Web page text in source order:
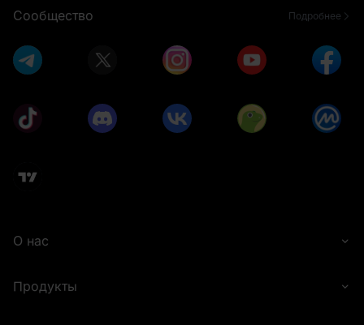
Сообщество Подробнее
О нас
Продукты